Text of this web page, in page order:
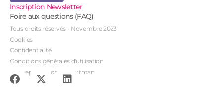
Inscription Newsletter
Foire aux questions (FAQ)
Tous droits réservés - Novembre 2023
Cookies
Confidentialité
Conditions générales d'utilisation
Conception : John Brightman